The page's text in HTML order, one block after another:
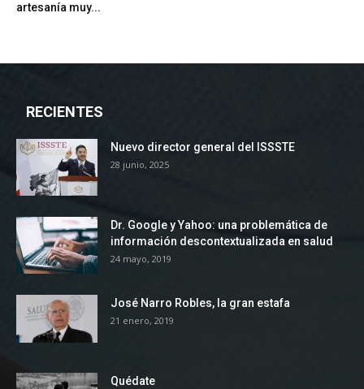
artesanía muy...
RECIENTES
Nuevo director general del ISSSTE
28 junio, 2025
Dr. Google y Yahoo: una problemática de
información descontextualizada en salud
24 mayo, 2019
José Narro Robles, la gran estafa
21 enero, 2019
Quédate